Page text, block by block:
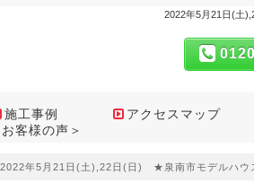
2022年5月21日(土
施工事例
お客様の声＞
アクセスマップ
2022年5月21日(土),22日(日) ★泉南市モデルハウ